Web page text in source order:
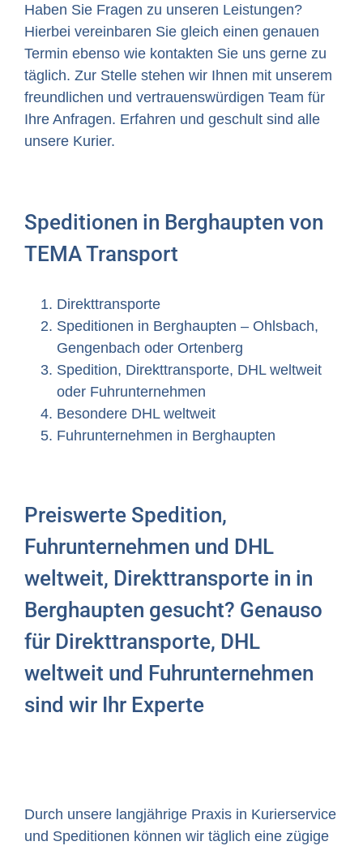
Haben Sie Fragen zu unseren Leistungen?
Hierbei vereinbaren Sie gleich einen genauen
Termin ebenso wie kontakten Sie uns gerne zu
täglich. Zur Stelle stehen wir Ihnen mit unserem
freundlichen und vertrauenswürdigen Team für
Ihre Anfragen. Erfahren und geschult sind alle
unsere Kurier.
Speditionen in Berghaupten von
TEMA Transport
Direkttransporte
Speditionen in Berghaupten – Ohlsbach,
Gengenbach oder Ortenberg
Spedition, Direkttransporte, DHL weltweit
oder Fuhrunternehmen
Besondere DHL weltweit
Fuhrunternehmen in Berghaupten
Preiswerte Spedition,
Fuhrunternehmen und DHL
weltweit, Direkttransporte in in
Berghaupten gesucht? Genauso
für Direkttransporte, DHL
weltweit und Fuhrunternehmen
sind wir Ihr Experte
Durch unsere langjährige Praxis in Kurierservice
und Speditionen können wir täglich eine zügige